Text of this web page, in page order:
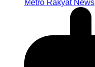
Metro Rakyat News